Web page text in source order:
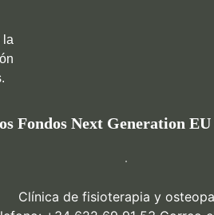
la
Next Generation
Clínica de fisioterapia y